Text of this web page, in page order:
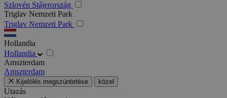
Szlovén Stájerország
Triglav Nemzeti Park
Triglav Nemzeti Park
Hollandia
Hollandia
Amszterdam
Amszterdam
Kijelölés megszüntetése közel
Utazás